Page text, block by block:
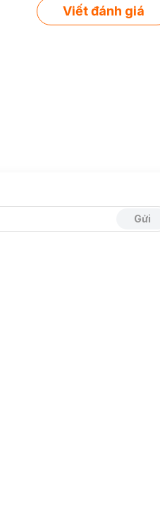
Viết đánh giá
Gửi